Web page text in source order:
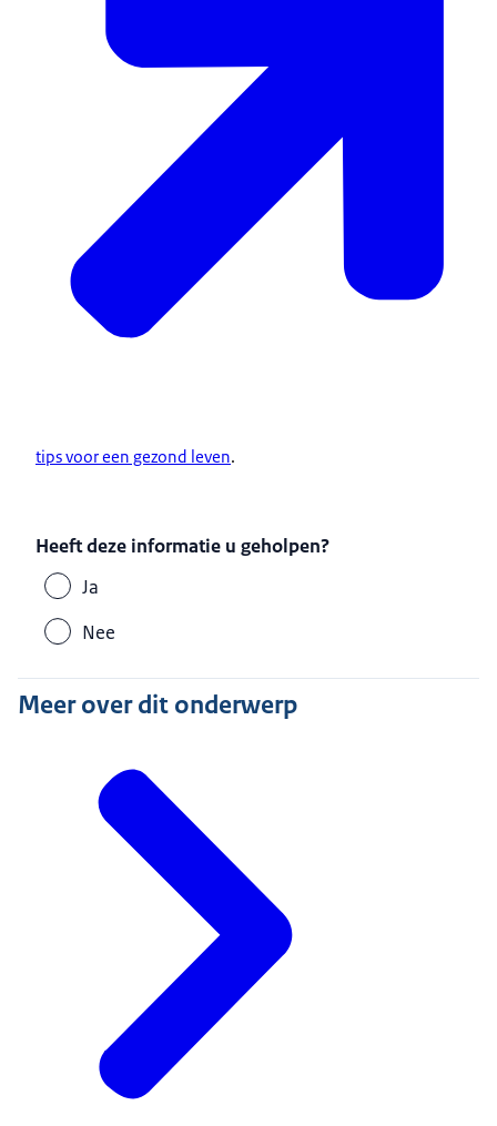
tips voor een gezond leven.
Heeft deze informatie u geholpen?
Ja
Nee
Meer over dit onderwerp